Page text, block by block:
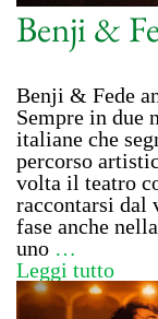
Benji &
Benji & Fede
Sempre in due
italiane che
percorso
volta il teatro
raccontarsi dal
fase anche
uno …
Leggi tutto